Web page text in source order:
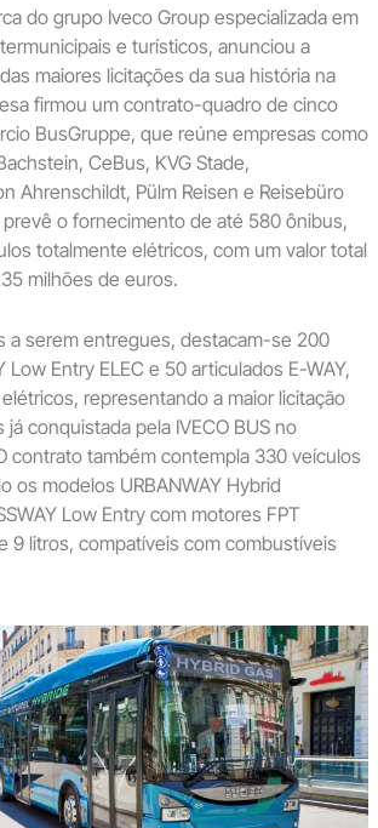
do grupo Iveco Group especializada em
e turísticos, anunciou a
maiores licitações da sua história na
firmou um contrato-quadro de cinco
BusGruppe, que reúne empresas como
CeBus, KVG Stade,
Ahrenschildt, Pülm Reisen e Reisebüro
o fornecimento de até 580 ônibus,
totalmente elétricos, com um valor total
milhões de euros.
a serem entregues, destacam-se 200
Low Entry ELEC e 50 articulados E-WAY,
representando a maior licitação
conquistada pela IVECO BUS no
contrato também contempla 330 veículos
os modelos URBANWAY Hybrid
Low Entry com motores FPT
9 litros, compatíveis com combustíveis